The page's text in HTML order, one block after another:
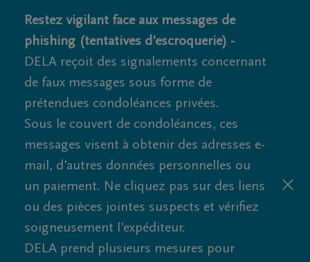
Restez vigilant face aux messages de
phishing (tentatives d'escroquerie) -
DELA reçoit des signalements concernant
de faux messages sous forme de
prétendues condoléances privées.
Sous le couvert de condoléances, ces
messages visent à obtenir des adresses e-
mail, d'autres données personnelles ou
un paiement. Ne cliquez pas sur des liens
ou des pièces jointes suspects et vérifiez
soigneusement l'expéditeur.
DELA prend plusieurs mesures pour